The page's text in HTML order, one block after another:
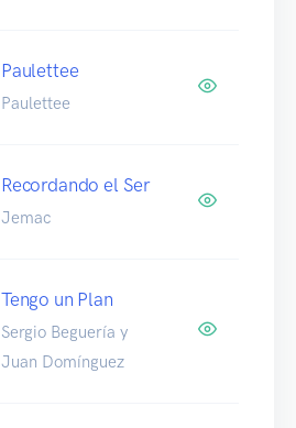
Paulettee
Paulettee
Recordando el Ser
Jemac
Tengo un Plan
Sergio Beguería y
Juan Domínguez